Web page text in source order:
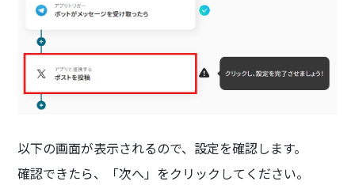
以下の画面が表示されるので、設定を確認します。
確認できたら、「次へ」をクリックしてください。